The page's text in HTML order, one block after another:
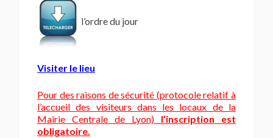
l’ordre du jour
Visiter le lieu
Pour des raisons de sécurité (protocole relatif à
l’accueil des visiteurs dans les locaux de la
Mairie Centrale de Lyon) l’inscription est
obligatoire.